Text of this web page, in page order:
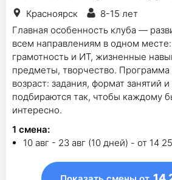
Красноярск
8-15 лет
Главная особенность клуба —
всем направлениям в одном
грамотность и ИТ, жизненные
предметы, творчество. Программа
возраст: задания, формат занятий
подбираются так, чтобы каждому
интересно.
1 смена:
10 авг - 23 авг (10 дней) - от 14